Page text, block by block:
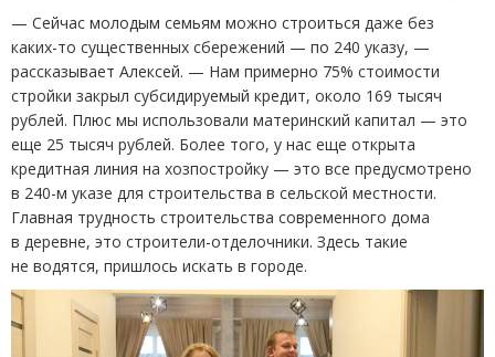
— Сейчас молодым семьям можно строиться даже без
каких-то существенных сбережений — по 240 указу, —
рассказывает Алексей. — Нам примерно 75% стоимости
стройки закрыл субсидируемый кредит, около 169 тысяч
рублей. Плюс мы использовали материнский капитал — это
еще 25 тысяч рублей. Более того, у нас еще открыта
кредитная линия на хозпостройку — это все предусмотрено
в 240-м указе для строительства в сельской местности.
Главная трудность строительства современного дома
в деревне, это строители-отделочники. Здесь такие
не водятся, пришлось искать в городе.